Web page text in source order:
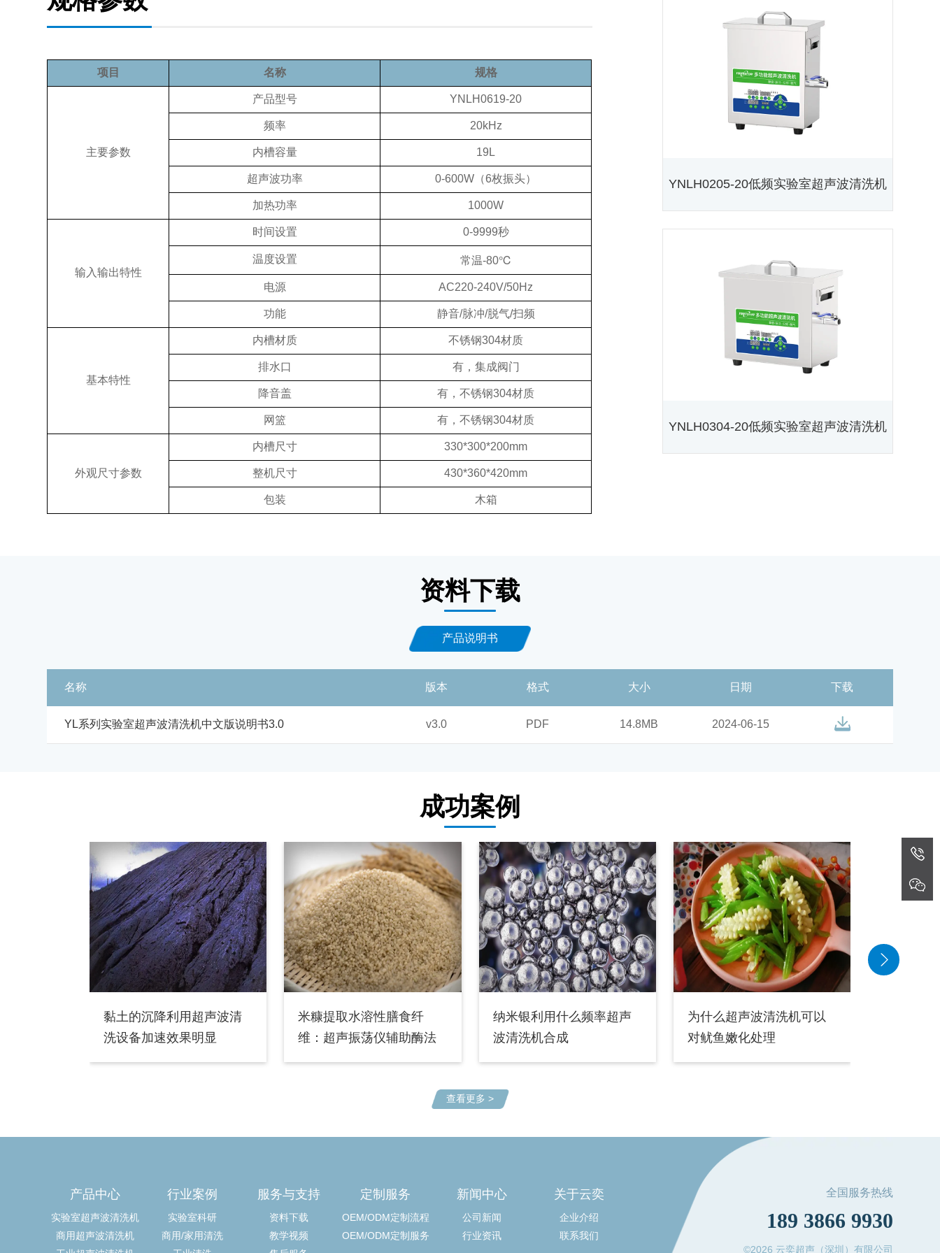
项目 名称 规格
主要参数
产品型号 YNLH0619-20
频率 20kHz
内槽容量 19L
超声波功率 0-600W（6枚振头）
加热功率 1000W
输入输出特性
时间设置 0-9999秒
温度设置 常温-80℃
电源 AC220-240V/50Hz
功能 静音/脉冲/脱气/扫频
基本特性
内槽材质 不锈钢304材质
排水口 有，集成阀门
降音盖 有，不锈钢304材质
网篮 有，不锈钢304材质
外观尺寸参数
内槽尺寸 330*300*200mm
整机尺寸 430*360*420mm
包装 木箱
YNLH0205-20低频实验室超声波清洗机
YNLH0304-20低频实验室超声波清洗机
资料下载
产品说明书
名称 版本 格式 大小 日期 下载
YL系列实验室超声波清洗机中文版说明书3.0 v3.0 PDF 14.8MB 2024-06-15
成功案例
黏土的沉降利用超声波清
洗设备加速效果明显
米糠提取水溶性膳食纤
维：超声振荡仪辅助酶法
纳米银利用什么频率超声
波清洗机合成
为什么超声波清洗机可以
对鱿鱼嫩化处理
查看更多 >
产品中心
实验室超声波清洗机
商用超声波清洗机
行业案例
实验室科研
商用/家用清洗
服务与支持
资料下载
教学视频
定制服务
OEM/ODM定制流程
OEM/ODM定制服务
新闻中心
公司新闻
行业资讯
关于云奕
企业介绍
联系我们
全国服务热线
189 3866 9930
©2026 云奕超声（深圳）有限公司